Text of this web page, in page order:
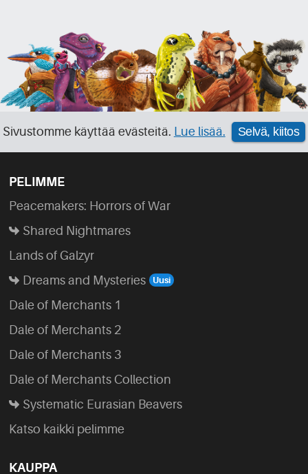
Sivustomme käyttää evästeitä. Lue lisää. Selvä, kiitos
PELIMME
Peacemakers: Horrors of War
Shared Nightmares
Lands of Galzyr
Dreams and Mysteries
Dale of Merchants 1
Dale of Merchants 2
Dale of Merchants 3
Dale of Merchants Collection
Systematic Eurasian Beavers
Katso kaikki pelimme
KAUPPA